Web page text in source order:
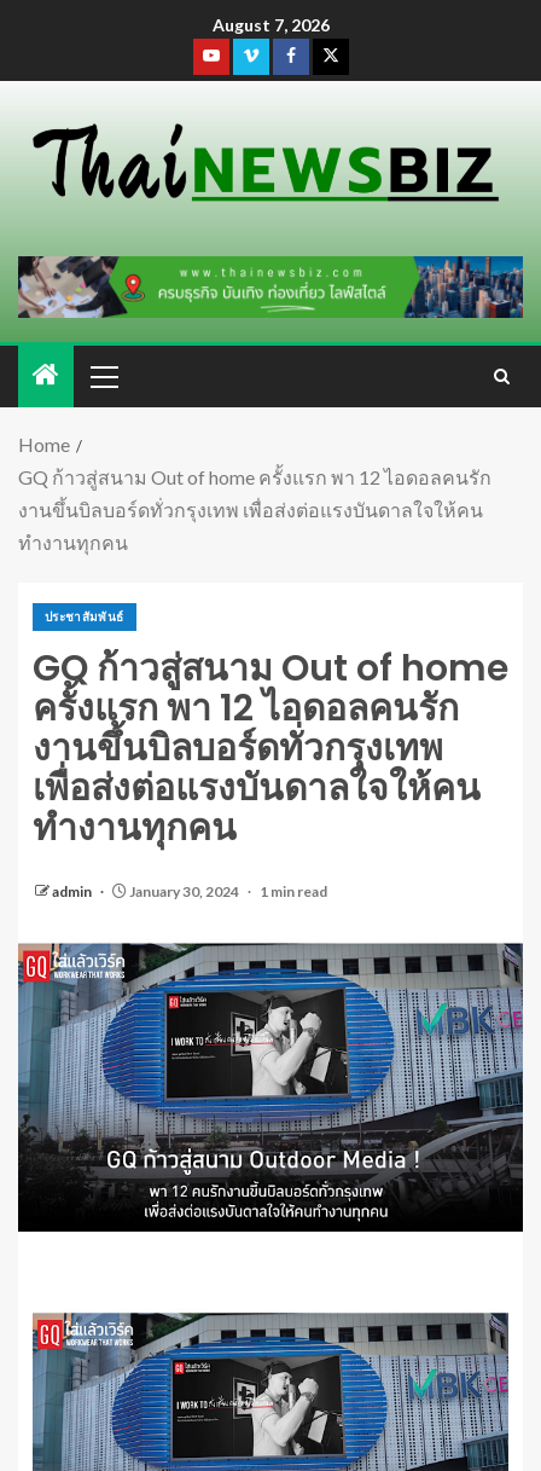
August 7, 2026
Home
GQ ก้าวสู่สนาม Out of home ครั้งแรก พา 12 ไอดอลคนรัก
งานขึ้นบิลบอร์ดทั่วกรุงเทพ เพื่อส่งต่อแรงบันดาลใจให้คน
ทำงานทุกคน
ประชาสัมพันธ์
GQ ก้าวสู่สนาม Out of home
ครั้งแรก พา 12 ไอดอลคนรัก
งานขึ้นบิลบอร์ดทั่วกรุงเทพ
เพื่อส่งต่อแรงบันดาลใจให้คน
ทำงานทุกคน
admin January 30, 2024 1 min read